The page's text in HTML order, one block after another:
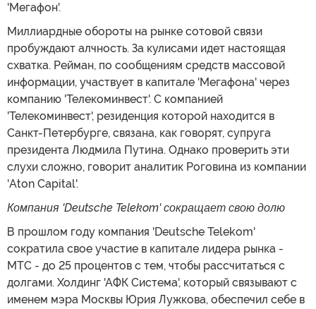
'Мегафон'.
Миллиардные обороты на рынке сотовой связи
пробуждают алчность. За кулисами идет настоящая
схватка. Рейман, по сообщениям средств массовой
информации, участвует в капитале 'Мегафона' через
компанию 'Телекоминвест'. С компанией
'Телекоминвест', резиденция которой находится в
Санкт-Петербурге, связана, как говорят, супруга
президента Людмила Путина. Однако проверить эти
слухи сложно, говорит аналитик Роговина из компании
'Aton Capital'.
Компания 'Deutsche Telekom' сокращает свою долю
В прошлом году компания 'Deutsche Telekom'
сократила свое участие в капитале лидера рынка -
МТС - до 25 процентов с тем, чтобы рассчитаться с
долгами. Холдинг 'АФК Система', который связывают с
именем мэра Москвы Юрия Лужкова, обеспечил себе в